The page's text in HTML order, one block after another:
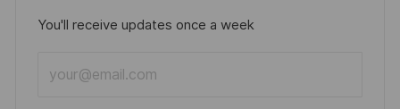
You'll receive updates once a week
Email